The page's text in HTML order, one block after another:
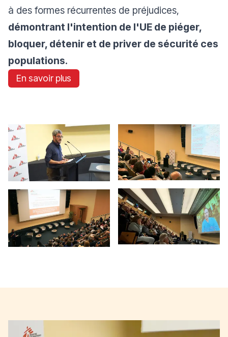
à des formes récurrentes de préjudices,
démontrant l'intention de l'UE de piéger,
bloquer, détenir et de priver de sécurité ces
populations.
En savoir plus